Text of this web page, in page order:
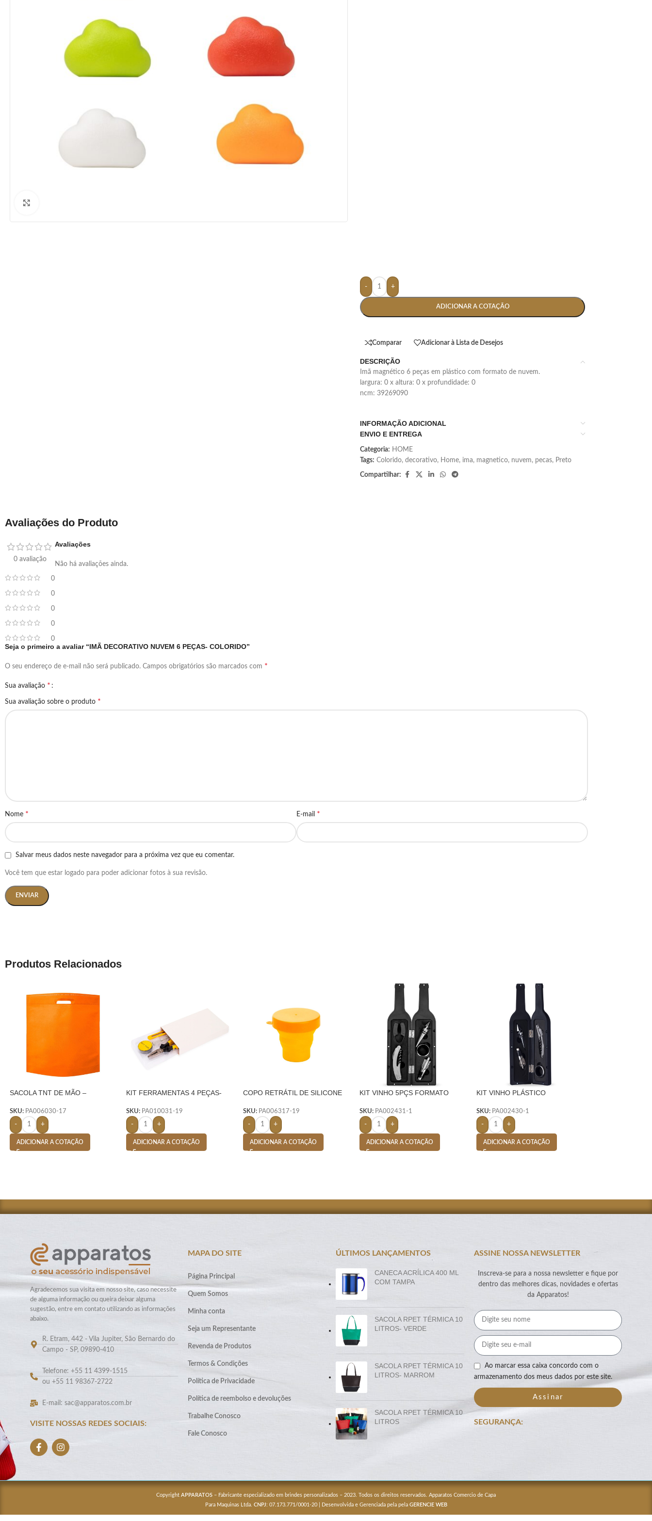
- +
ADICIONAR A COTAÇÃO
Comparar Adicionar à Lista de Desejos
DESCRIÇÃO
imã magnético 6 peças em plástico com formato de nuvem.
largura: 0 x altura: 0 x profundidade: 0
ncm: 39269090
INFORMAÇÃO ADICIONAL
ENVIO E ENTREGA
Categoria: HOME
Tags: Colorido, decorativo, Home, ima, magnetico, nuvem, pecas, Preto
Compartilhar:
Avaliações do Produto
0 avaliação
0
0
0
0
0
Avaliações
Não há avaliações ainda.
Seja o primeiro a avaliar “IMÃ DECORATIVO NUVEM 6 PEÇAS- COLORIDO”
O seu endereço de e-mail não será publicado. Campos obrigatórios são marcados com *
Sua avaliação *
Sua avaliação sobre o produto *
Nome * E-mail *
Salvar meus dados neste navegador para a próxima vez que eu comentar.
Você tem que estar logado para poder adicionar fotos à sua revisão.
Produtos Relacionados
SACOLA TNT DE MÃO –
SKU: PA006030-17
- +
ADICIONAR A COTAÇÃO
KIT FERRAMENTAS 4 PEÇAS-
SKU: PA010031-19
- +
ADICIONAR A COTAÇÃO
COPO RETRÁTIL DE SILICONE
SKU: PA006317-19
- +
ADICIONAR A COTAÇÃO
KIT VINHO 5PÇS FORMATO
SKU: PA002431-1
- +
ADICIONAR A COTAÇÃO
KIT VINHO PLÁSTICO
FORMATO GARRAFA – PRETO
SKU: PA002430-1
- +
ADICIONAR A COTAÇÃO
Agradecemos sua visita em nosso site, caso necessite
de alguma informação ou queira deixar alguma
sugestão, entre em contato utilizando as informações
abaixo.
R. Etram, 442 - Vila Jupiter, São Bernardo do
Campo - SP, 09890-410
Telefone: +55 11 4399-1515
ou +55 11 98367-2722
E-mail: sac@apparatos.com.br
VISITE NOSSAS REDES SOCIAIS:
MAPA DO SITE
Página Principal
Quem Somos
Minha conta
Seja um Representante
Revenda de Produtos
Termos & Condições
Política de Privacidade
Política de reembolso e devoluções
Trabalhe Conosco
Fale Conosco
ÚLTIMOS LANÇAMENTOS
CANECA ACRÍLICA 400 ML
COM TAMPA
SACOLA RPET TÉRMICA 10
LITROS- VERDE
SACOLA RPET TÉRMICA 10
LITROS- MARROM
SACOLA RPET TÉRMICA 10
LITROS
ASSINE NOSSA NEWSLETTER
Inscreva-se para a nossa newsletter e fique por
dentro das melhores dicas, novidades e ofertas
da Apparatos!
Ao marcar essa caixa concordo com o
armazenamento dos meus dados por este site.
Assinar
SEGURANÇA:
Copyright APPARATOS – Fabricante especializado em brindes personalizados – 2023. Todos os direitos reservados. Apparatos Comercio de Capa
Para Maquinas Ltda. CNPJ: 07.173.771/0001-20 | Desenvolvida e Gerenciada pela pela GERENCIE WEB